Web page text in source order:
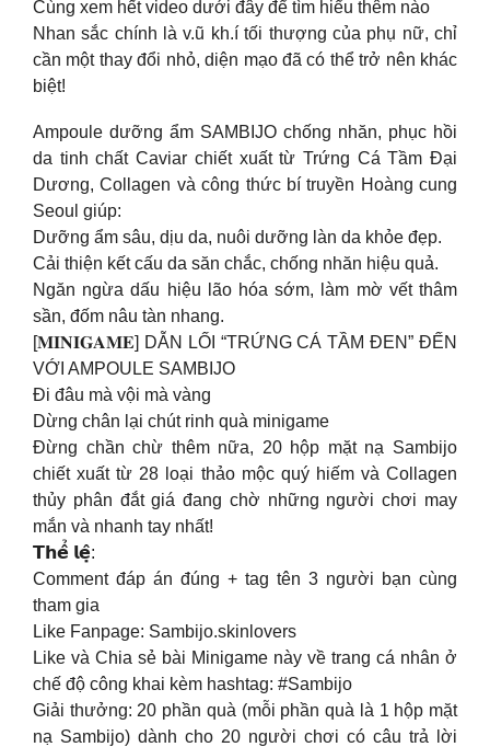
Cùng xem hết video dưới đây để tìm hiểu thêm nào
Nhan sắc chính là v.ũ kh.í tối thượng của phụ nữ, chỉ
cần một thay đổi nhỏ, diện mạo đã có thể trở nên khác
biệt!
Ampoule dưỡng ẩm SAMBIJO chống nhăn, phục hồi
da tinh chất Caviar chiết xuất từ Trứng Cá Tầm Đại
Dương, Collagen và công thức bí truyền Hoàng cung
Seoul giúp:
Dưỡng ẩm sâu, dịu da, nuôi dưỡng làn da khỏe đẹp.
Cải thiện kết cấu da săn chắc, chống nhăn hiệu quả.
Ngăn ngừa dấu hiệu lão hóa sớm, làm mờ vết thâm
sần, đốm nâu tàn nhang.
[𝐌𝐈𝐍𝐈𝐆𝐀𝐌𝐄] DẪN LỐI “TRỨNG CÁ TẦM ĐEN” ĐẾN
VỚI AMPOULE SAMBIJO
Đi đâu mà vội mà vàng
Dừng chân lại chút rinh quà minigame
Đừng chần chừ thêm nữa, 20 hộp mặt nạ Sambijo
chiết xuất từ 28 loại thảo mộc quý hiếm và Collagen
thủy phân đắt giá đang chờ những người chơi may
mắn và nhanh tay nhất!
𝗧𝗵𝗲̂̉ 𝗹𝗲̣̂:
Comment đáp án đúng + tag tên 3 người bạn cùng
tham gia
Like Fanpage: Sambijo.skinlovers
Like và Chia sẻ bài Minigame này về trang cá nhân ở
chế độ công khai kèm hashtag: #Sambijo
Giải thưởng: 20 phần quà (mỗi phần quà là 1 hộp mặt
nạ Sambijo) dành cho 20 người chơi có câu trả lời